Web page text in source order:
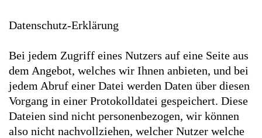
Datenschutz-Erklärung
Bei jedem Zugriff eines Nutzers auf eine Seite aus
dem Angebot, welches wir Ihnen anbieten, und bei
jedem Abruf einer Datei werden Daten über diesen
Vorgang in einer Protokolldatei gespeichert. Diese
Dateien sind nicht personenbezogen, wir können
also nicht nachvollziehen, welcher Nutzer welche